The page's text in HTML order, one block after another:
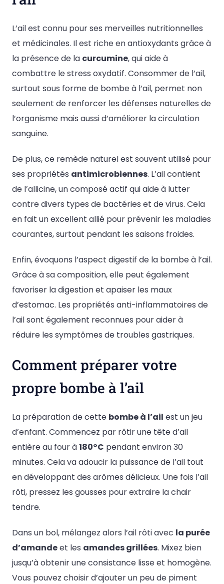
L’ail est connu pour ses merveilles nutritionnelles
et médicinales. Il est riche en antioxydants grâce à
la présence de la curcumine, qui aide à
combattre le stress oxydatif. Consommer de l’ail,
surtout sous forme de bombe à l’ail, permet non
seulement de renforcer les défenses naturelles de
l’organisme mais aussi d’améliorer la circulation
sanguine.
De plus, ce remède naturel est souvent utilisé pour
ses propriétés antimicrobiennes. L’ail contient
de l’allicine, un composé actif qui aide à lutter
contre divers types de bactéries et de virus. Cela
en fait un excellent allié pour prévenir les maladies
courantes, surtout pendant les saisons froides.
Enfin, évoquons l’aspect digestif de la bombe à l’ail.
Grâce à sa composition, elle peut également
favoriser la digestion et apaiser les maux
d’estomac. Les propriétés anti-inflammatoires de
l’ail sont également reconnues pour aider à
réduire les symptômes de troubles gastriques.
Comment préparer votre
propre bombe à l’ail
La préparation de cette bombe à l’ail est un jeu
d’enfant. Commencez par rôtir une tête d’ail
entière au four à180°C pendant environ 30
minutes. Cela va adoucir la puissance de l’ail tout
en développant des arômes délicieux. Une fois l’ail
rôti, pressez les gousses pour extraire la chair
tendre.
Dans un bol, mélangez alors l’ail rôti avec la purée
d’amandeet les amandes grillées. Mixez bien
jusqu’à obtenir une consistance lisse et homogène.
Vous pouvez choisir d’ajouter un peu de piment